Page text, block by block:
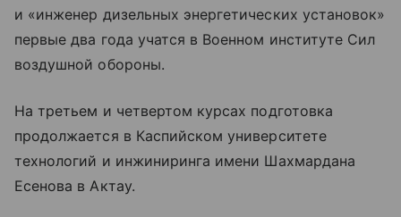
и «инженер дизельных энергетических установок»
первые два года учатся в Военном институте Сил
воздушной обороны.
На третьем и четвертом курсах подготовка
продолжается в Каспийском университете
технологий и инжиниринга имени Шахмардана
Есенова в Актау.